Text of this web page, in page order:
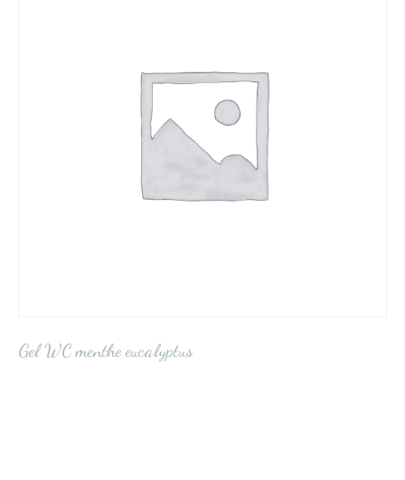
Gel WC menthe eucalyptus